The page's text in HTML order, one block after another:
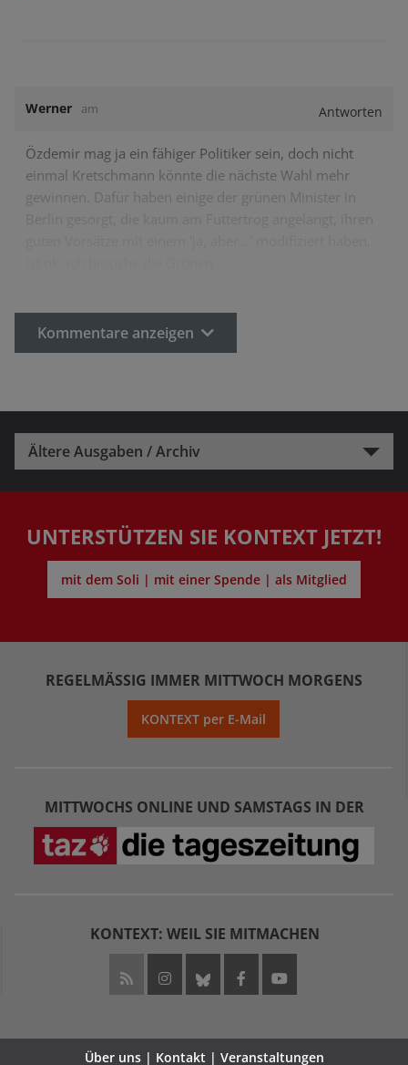
Werner am Antworten
Özdemir mag ja ein fähiger Politiker sein, doch nicht
einmal Kretschmann könnte die nächste Wahl mehr
gewinnen. Dafür haben einige der grünen Minister in
Kommentare anzeigen
Ältere Ausgaben / Archiv
UNTERSTÜTZEN SIE KONTEXT JETZT!
mit dem Soli | mit einer Spende | als Mitglied
REGELMÄSSIG IMMER MITTWOCH MORGENS
KONTEXT per E-Mail
MITTWOCHS ONLINE UND SAMSTAGS IN DER
KONTEXT: WEIL SIE MITMACHEN
Über uns | Kontakt | Veranstaltungen